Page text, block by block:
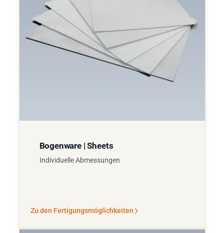
Bogenware | Sheets
Individuelle Abmessungen
Zu den Fertigungsmöglichkeiten